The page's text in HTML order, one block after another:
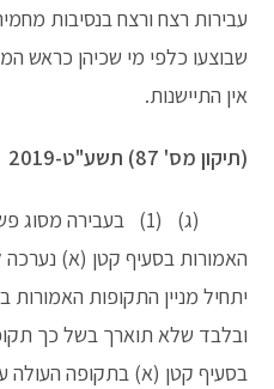
שבוצעו כלפי מי שכיהן כראש
אין התיישנות.
(תיקון מס' 87) תשע"ט-2019
(ג) (1) בעבירה
האמורות בסעיף קטן (א) נערכה
יתחיל מניין התקופות האמורות
ובלבד שלא תוארך בשל כך
בסעיף קטן (א) בתקופה העולה